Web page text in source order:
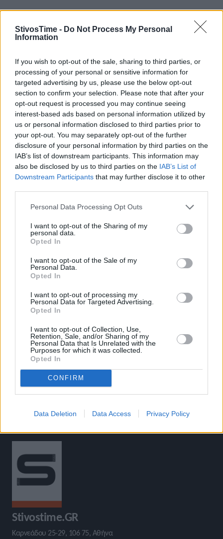
StivosTime - Do Not Process My Personal
Information
If you wish to opt-out of the sale, sharing to third parties, or
processing of your personal or sensitive information for
targeted advertising by us, please use the below opt-out
section to confirm your selection. Please note that after your
opt-out request is processed you may continue seeing
interest-based ads based on personal information utilized by
us or personal information disclosed to third parties prior to
your opt-out. You may separately opt-out of the further
disclosure of your personal information by third parties on the
IAB’s list of downstream participants. This information may
also be disclosed by us to third parties on the IAB’s List of
Downstream Participants that may further disclose it to other
Personal Data Processing Opt Outs
I want to opt-out of the Sharing of my
personal data.
Opted In
I want to opt-out of the Sale of my
Personal Data.
Opted In
I want to opt-out of processing my
Personal Data for Targeted Advertising.
Opted In
I want to opt-out of Collection, Use,
Retention, Sale, and/or Sharing of my
Personal Data that Is Unrelated with the
Purposes for which it was collected.
Opted In
CONFIRM
Data Deletion Data Access Privacy Policy
Τόλης Λελεκίδης
Το άρθρο δεν έχει ακόμα βαθμολογηθεί.
★★★
Θεσσαλονίκη: 1η ημέρα: Πρωί
στα 800μ. ανδρών
τελικού στη δισκοβολία ανδρών
»
Stivostime.GR
Καρνεάδου 25-29, 106 75, Αθήνα